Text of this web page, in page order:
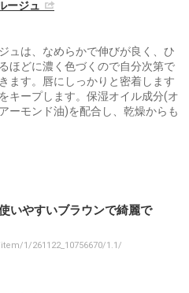
ージュ
ュは、なめらかで伸びが良く、ひ
ほどに濃く色づくので自分次第で
ます。唇にしっかりと密着します
キープします。保湿オイル成分(オ
ーモンド油)を配合し、乾燥からも
いやすいブラウンで綺麗で
1/261122_10756670/1.1/